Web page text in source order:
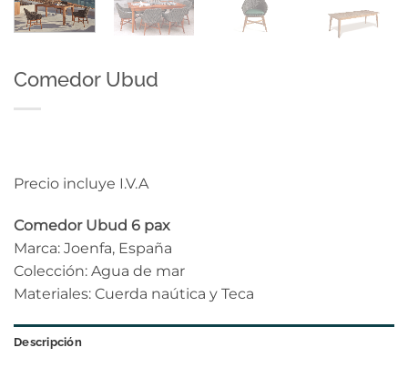
Comedor Ubud
Precio incluye I.V.A
Comedor Ubud 6 pax
Marca: Joenfa, España
Colección: Agua de mar
Materiales: Cuerda naútica y Teca
Descripción